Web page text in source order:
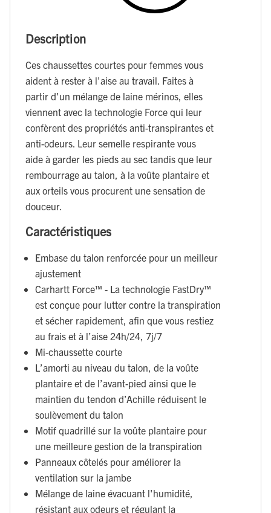
Description
Ces chaussettes courtes pour femmes vous
aident à rester à l'aise au travail. Faites à
partir d'un mélange de laine mérinos, elles
viennent avec la technologie Force qui leur
confèrent des propriétés anti-transpirantes et
anti-odeurs. Leur semelle respirante vous
aide à garder les pieds au sec tandis que leur
rembourrage au talon, à la voûte plantaire et
aux orteils vous procurent une sensation de
douceur.
Caractéristiques
Embase du talon renforcée pour un meilleur
ajustement
Carhartt Force™ - La technologie FastDry™
est conçue pour lutter contre la transpiration
et sécher rapidement, afin que vous restiez
au frais et à l’aise 24h/24, 7j/7
Mi-chaussette courte
L’amorti au niveau du talon, de la voûte
plantaire et de l’avant-pied ainsi que le
maintien du tendon d’Achille réduisent le
soulèvement du talon
Motif quadrillé sur la voûte plantaire pour
une meilleure gestion de la transpiration
Panneaux côtelés pour améliorer la
ventilation sur la jambe
Mélange de laine évacuant l'humidité,
résistant aux odeurs et régulant la